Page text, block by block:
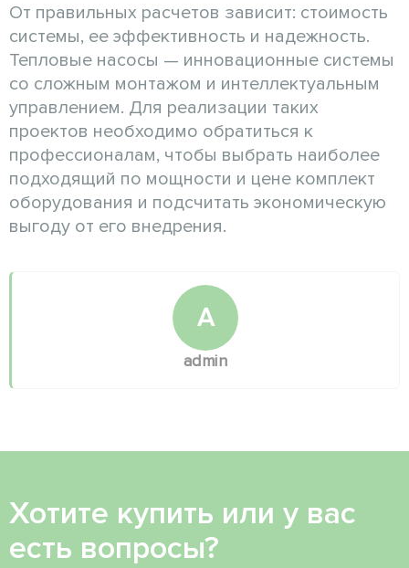
От правильных расчетов зависит: стоимость
системы, ее эффективность и надежность.
Тепловые насосы — инновационные системы
со сложным монтажом и интеллектуальным
управлением. Для реализации таких
проектов необходимо обратиться к
профессионалам, чтобы выбрать наиболее
подходящий по мощности и цене комплект
оборудования и подсчитать экономическую
выгоду от его внедрения.
A
admin
Хотите купить или у вас
есть вопросы?